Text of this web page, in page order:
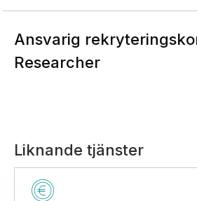
Ansvarig
Researcher
Liknande tjänster